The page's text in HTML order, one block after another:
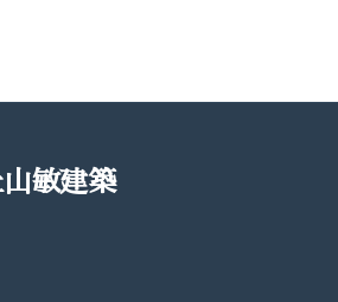
敏建築